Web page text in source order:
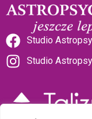
Studio
Studio